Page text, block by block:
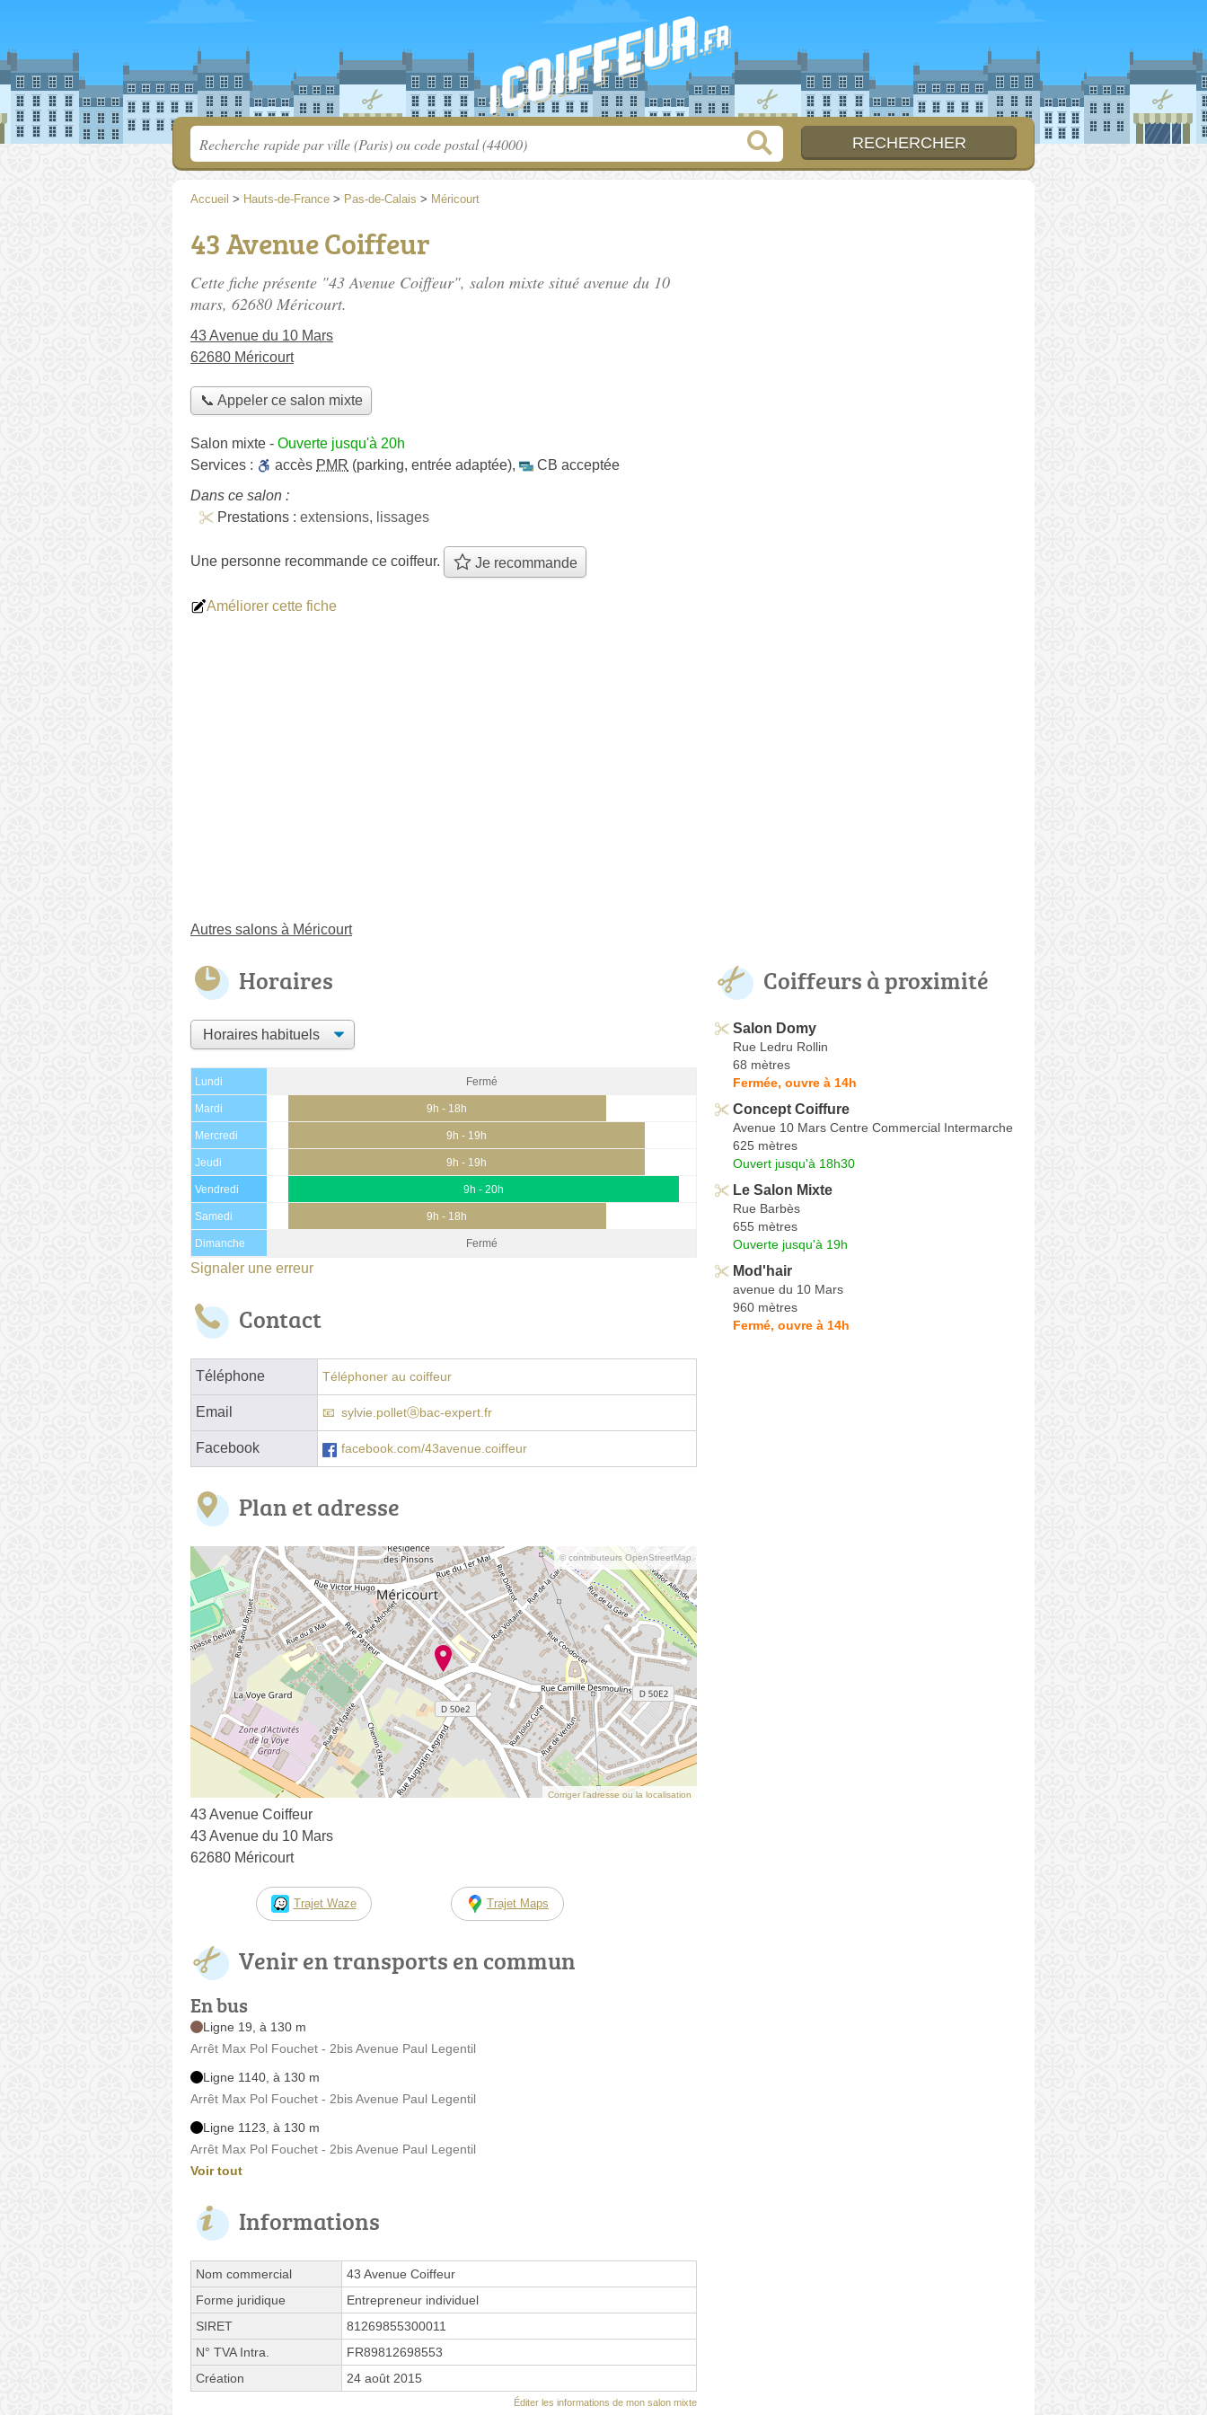
Accueil > Hauts-de-France > Pas-de-Calais > Méricourt
43 Avenue Coiffeur
Cette fiche présente "43 Avenue Coiffeur", salon mixte situé avenue du 10
mars, 62680 Méricourt.
43 Avenue du 10 Mars
62680 Méricourt
📞 Appeler ce salon mixte
Salon mixte - Ouverte jusqu'à 20h
Services :
accès PMR (parking, entrée adaptée),
CB acceptée
Dans ce salon :
Prestations : extensions, lissages
Une personne recommande ce coiffeur. Je recommande
Améliorer cette fiche
Autres salons à Méricourt
Horaires
Lundi Fermé
Mardi 9h - 18h
Mercredi 9h - 19h
Jeudi 9h - 19h
Vendredi 9h - 20h
Samedi 9h - 18h
Dimanche Fermé
Signaler une erreur
Contact
Téléphone Téléphoner au coiffeur
Email sylvie.polletⓐbac-expert.fr
Facebook facebook.com/43avenue.coiffeur
Plan et adresse
© contributeurs OpenStreetMap
Corriger l’adresse ou la localisation
43 Avenue Coiffeur
43 Avenue du 10 Mars
62680 Méricourt
Trajet Waze Trajet Maps
Venir en transports en commun
En bus
Ligne 19, à 130 m
Arrêt Max Pol Fouchet - 2bis Avenue Paul Legentil
Ligne 1140, à 130 m
Arrêt Max Pol Fouchet - 2bis Avenue Paul Legentil
Ligne 1123, à 130 m
Arrêt Max Pol Fouchet - 2bis Avenue Paul Legentil
Voir tout
Informations
Nom commercial
43 Avenue Coiffeur
Forme juridique
Entrepreneur individuel
SIRET
81269855300011
N° TVA Intra.
FR89812698553
Création
24 août 2015
Éditer les informations de mon salon mixte
Coiffeurs à proximité
Salon Domy
Rue Ledru Rollin
68 mètres
Fermée, ouvre à 14h
Concept Coiffure
Avenue 10 Mars Centre Commercial Intermarche
625 mètres
Ouvert jusqu'à 18h30
Le Salon Mixte
Rue Barbès
655 mètres
Ouverte jusqu'à 19h
Mod'hair
avenue du 10 Mars
960 mètres
Fermé, ouvre à 14h